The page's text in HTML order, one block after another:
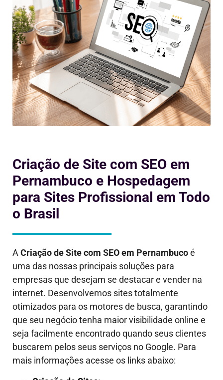
Criação de Site com SEO em
Pernambuco e Hospedagem
para Sites Profissional em Todo
o Brasil
ACriação de Site com SEO em Pernambucoé
uma das nossas principais soluções para
empresas que desejam se destacar e vender na
internet. Desenvolvemos sites totalmente
otimizados para os motores de busca, garantindo
que seu negócio tenha maior visibilidade online e
seja facilmente encontrado quando seus clientes
buscarem pelos seus serviços no Google. Para
mais informações acesse os links abaixo: